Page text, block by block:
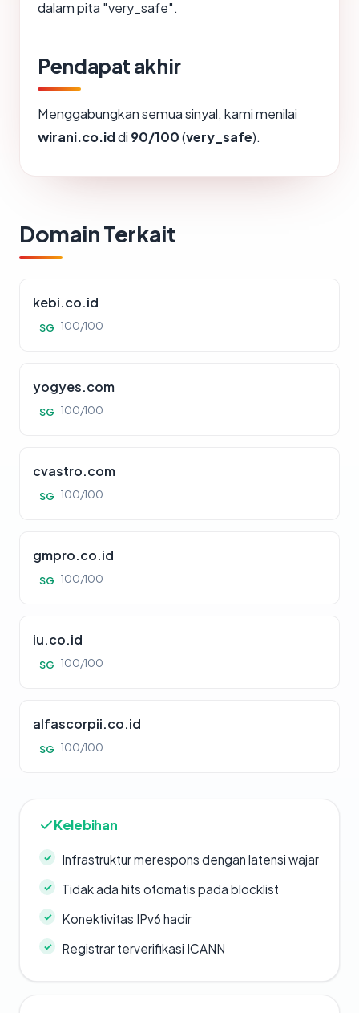
dalam pita "very_safe".
Pendapat akhir
Menggabungkan semua sinyal, kami menilai
wirani.co.iddi 90/100(very_safe).
Domain Terkait
kebi.co.id
SG 100/100
yogyes.com
SG 100/100
cvastro.com
SG 100/100
gmpro.co.id
SG 100/100
iu.co.id
SG 100/100
alfascorpii.co.id
SG 100/100
Kelebihan
Infrastruktur merespons dengan latensi wajar
Tidak ada hits otomatis pada blocklist
Konektivitas IPv6 hadir
Registrar terverifikasi ICANN